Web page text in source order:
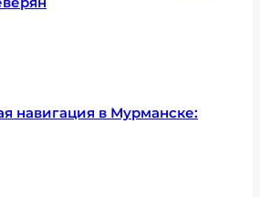
навигация в Мурманске: